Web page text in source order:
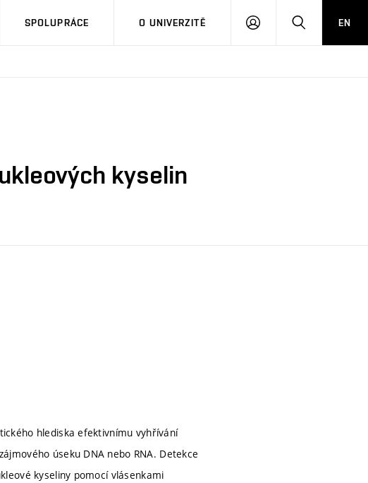
SPOLUPRÁCE O UNIVERZITĚ
PŘIHLÁSIT HLEDATEN
kyselin
hlediska efektivnímu vyhřívání
úseku DNA nebo RNA. Detekce
kyseliny pomocí vlásenkami